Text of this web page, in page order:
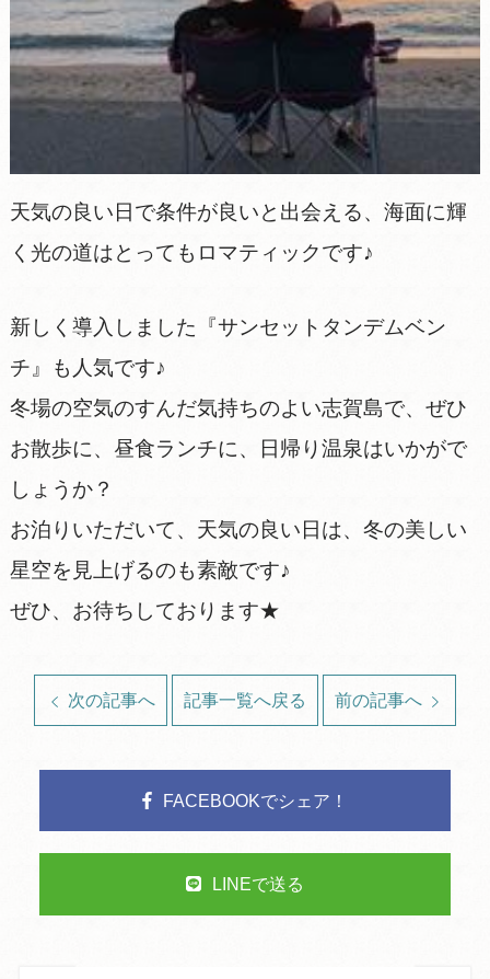
天気の良い日で条件が良いと出会える、海面に輝
く光の道はとってもロマティックです♪
新しく導入しました『サンセットタンデムベン
チ』も人気です♪
冬場の空気のすんだ気持ちのよい志賀島で、ぜひ
お散歩に、昼食ランチに、日帰り温泉はいかがで
しょうか？
お泊りいただいて、天気の良い日は、冬の美しい
星空を見上げるのも素敵です♪
ぜひ、お待ちしております★
次の記事へ 記事一覧へ戻る 前の記事へ
FACEBOOKでシェア！
LINEで送る